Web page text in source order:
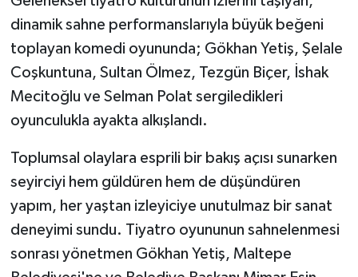
dinamik sahne performanslarıyla büyük beğeni
toplayan komedi oyununda; Gökhan Yetiş, Şelale
Coşkuntuna, Sultan Ölmez, Tezgün Biçer, İshak
Mecitoğlu ve Selman Polat sergiledikleri
oyunculukla ayakta alkışlandı.
Toplumsal olaylara esprili bir bakış açısı sunarken
seyirciyi hem güldüren hem de düşündüren
yapım, her yaştan izleyiciye unutulmaz bir sanat
deneyimi sundu. Tiyatro oyununun sahnelenmesi
sonrası yönetmen Gökhan Yetiş, Maltepe